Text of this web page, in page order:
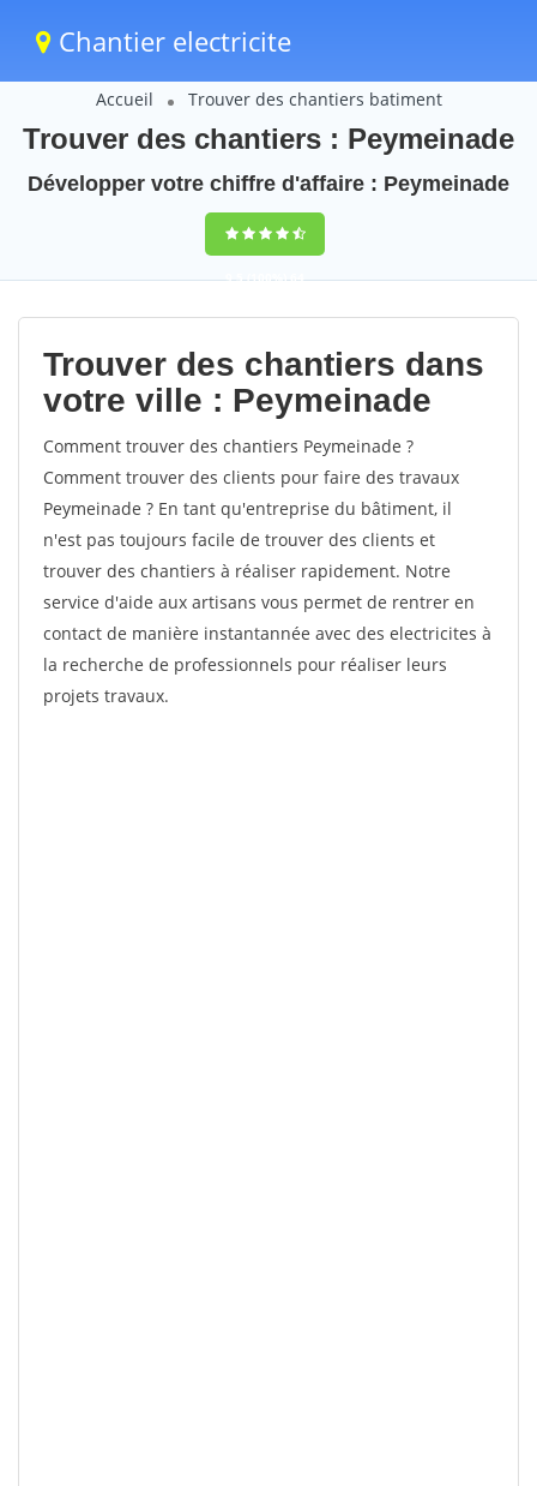
Chantier electricite
Accueil Trouver des chantiers batiment
Trouver des chantiers : Peymeinade
Développer votre chiffre d'affaire : Peymeinade
9,5(100%)64
votes
Trouver des chantiers dans
votre ville : Peymeinade
Comment trouver des chantiers Peymeinade ?
Comment trouver des clients pour faire des travaux
Peymeinade ? En tant qu'entreprise du bâtiment, il
n'est pas toujours facile de trouver des clients et
trouver des chantiers à réaliser rapidement. Notre
service d'aide aux artisans vous permet de rentrer en
contact de manière instantannée avec des electricites à
la recherche de professionnels pour réaliser leurs
projets travaux.